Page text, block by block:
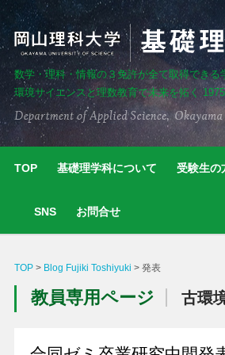
数学・理科・情報の３免許が全て取得できる
環境サイエンスと理数教育で未来を拓く
TOP 基礎理学科について 受験生の
SNS お問合せ
TOP > Blog Fujiki Toshiyuki > 発表
教員専用ページ 古環